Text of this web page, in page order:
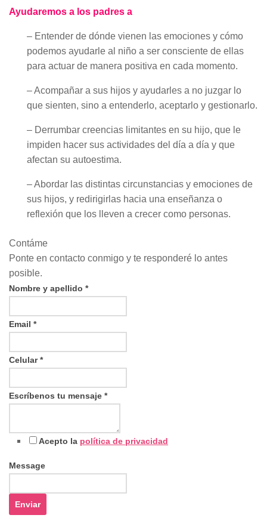
Ayudaremos a los padres a
– Entender de dónde vienen las emociones y cómo
podemos ayudarle al niño a ser consciente de ellas
para actuar de manera positiva en cada momento.
– Acompañar a sus hijos y ayudarles a no juzgar lo
que sienten, sino a entenderlo, aceptarlo y gestionarlo.
– Derrumbar creencias limitantes en su hijo, que le
impiden hacer sus actividades del día a día y que
afectan su autoestima.
– Abordar las distintas circunstancias y emociones de
sus hijos, y redirigirlas hacia una enseñanza o
reflexión que los lleven a crecer como personas.
Contáme
Ponte en contacto conmigo y te responderé lo antes
posible.
Nombre y apellido *
Email *
Celular*
Escríbenos tu mensaje *
Acepto la política de privacidad
Message
Enviar